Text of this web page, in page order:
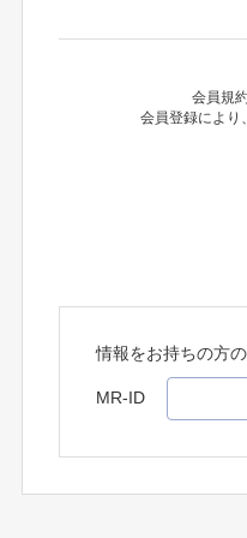
会員規
会員登録により、
情報をお持ちの方
MR-ID